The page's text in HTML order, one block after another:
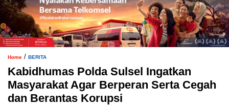
Home / BERITA
Kabidhumas Polda Sulsel Ingatkan
Masyarakat Agar Berperan Serta Cegah
dan Berantas Korupsi